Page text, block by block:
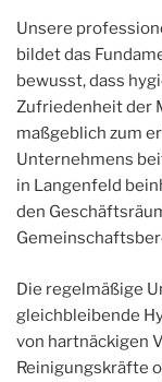
Unsere
bildet das
bewusst, dass
Zufriedenheit der
maßgeblich zum
Unternehmens
in Langenfeld
den
Die regelmäßige
gleichbleibende
von hartnäckigen
Reinigungskräfte